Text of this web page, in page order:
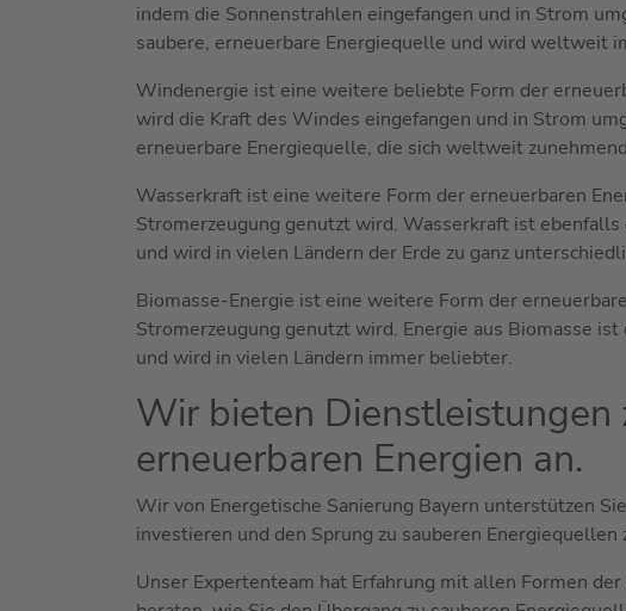
indem die Sonnenstrahlen eingefangen und in Strom
saubere, erneuerbare Energiequelle und wird weltweit
Windenergie ist eine weitere beliebte Form der
wird die Kraft des Windes eingefangen und in Strom
erneuerbare Energiequelle, die sich weltweit
Wasserkraft ist eine weitere Form der erneuerbaren
Stromerzeugung genutzt wird. Wasserkraft ist
und wird in vielen Ländern der Erde zu ganz
Biomasse-Energie ist eine weitere Form der
Stromerzeugung genutzt wird. Energie aus Biomasse
und wird in vielen Ländern immer beliebter.
Wir bieten Dienstleistungen
erneuerbaren Energien an.
Wir von Energetische Sanierung Bayern unterstützen
investieren und den Sprung zu sauberen Energiequellen
Unser Expertenteam hat Erfahrung mit allen Formen